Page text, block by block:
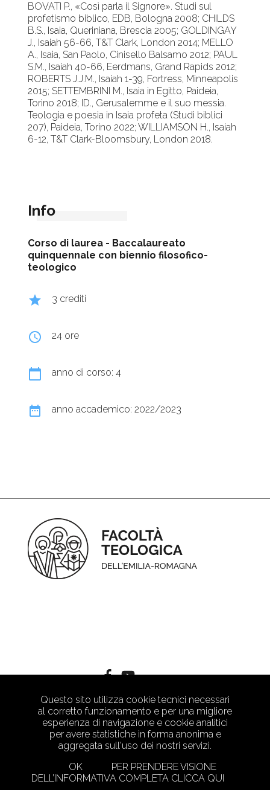
Questo sito utilizza cookie tecnici necessari
al corretto funzionamento e per una migliore
esperienza di navigazione e cookie analitici
per avere statistiche in forma anonima e
aggregata sull'uso dei nostri servizi.
OK
PER PRENDERE VISIONE
DELL’INFORMATIVA COMPLETA CLICCA QUI
BOVATI P., «Così parla il Signore». Studi sul
profetismo biblico, EDB, Bologna 2008; CHILDS
B.S., Isaia, Queriniana, Brescia 2005; GOLDINGAY
J., Isaiah 56-66, T&T Clark, London 2014; MELLO
A., Isaia, San Paolo, Cinisello Balsamo 2012; PAUL
S.M., Isaiah 40-66, Eerdmans, Grand Rapids 2012;
ROBERTS J.J.M., Isaiah 1-39, Fortress, Minneapolis
2015; SETTEMBRINI M., Isaia in Egitto, Paideia,
Torino 2018; ID., Gerusalemme e il suo messia.
Teologia e poesia in Isaia profeta (Studi biblici
207), Paideia, Torino 2022; WILLIAMSON H., Isaiah
6-12, T&T Clark-Bloomsbury, London 2018.
Info
Corso di laurea - Baccalaureato
quinquennale con biennio filosofico-
teologico
grade 3 crediti
query_builder 24 ore
calendar_today anno di corso: 4
date_range anno accademico: 2022/2023